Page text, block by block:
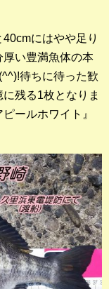
にはやや足り
い豊満魚体の本
待ちに待った歓
残る1枚となりま
ールホワイト』